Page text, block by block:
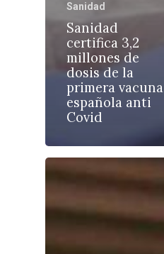
Sanidad
Sanidad
certifica 3,2
millones de
dosis de la
primera vacuna
española anti
Covid